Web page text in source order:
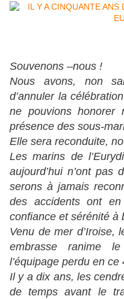
Souvenons –nous !
Nous avons, non
d’annuler la
ne pouvions honorer
présence des sous-
Elle sera reconduite,
Les marins de
aujourd’hui n’ont
serons à jamais
des accidents ont
confiance et sérénité à
Venu de mer d’Iroise,
embrasse ranime
l’équipage perdu en ce
Il y a dix ans, les
de temps avant le